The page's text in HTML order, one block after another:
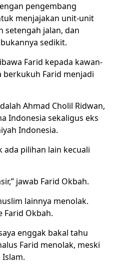
pengembang
menjajakan unit-unit
setengah jalan, dan
sedikit.
Farid kepada kawan-
berkukuh Farid menjadi
Ahmad Cholil Ridwan,
Indonesia sekaligus eks
Indonesia.
ada pilihan lain kecuali
jawab Farid Okbah.
lainnya menolak.
Farid Okbah.
enggak bakal tahu
Farid menolak, meski